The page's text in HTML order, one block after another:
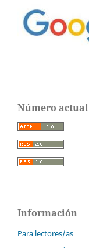
Número actual
Información
Para lectores/as